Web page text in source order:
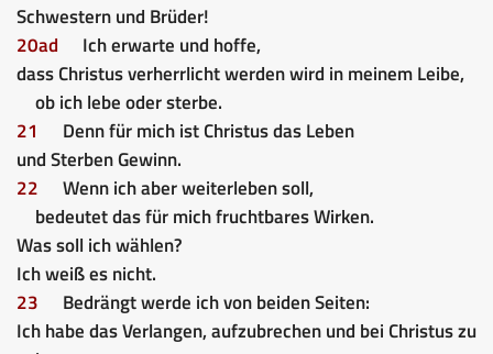
Schwestern und Brüder!
20ad
Ich erwarte und hoffe,
dass Christus verherrlicht werden wird in meinem Leibe,
ob ich lebe oder sterbe.
21
Denn für mich ist Christus das Leben
und Sterben Gewinn.
22
Wenn ich aber weiterleben soll,
bedeutet das für mich fruchtbares Wirken.
Was soll ich wählen?
Ich weiß es nicht.
23
Bedrängt werde ich von beiden Seiten:
Ich habe das Verlangen, aufzubrechen und bei Christus zu